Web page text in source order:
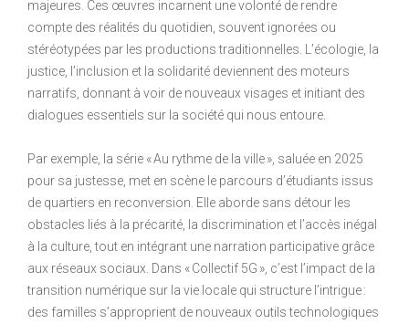
majeures. Ces œuvres incarnent une volonté de rendre
compte des réalités du quotidien, souvent ignorées ou
stéréotypées par les productions traditionnelles. L’écologie, la
justice, l’inclusion et la solidarité deviennent des moteurs
narratifs, donnant à voir de nouveaux visages et initiant des
dialogues essentiels sur la société qui nous entoure.
Par exemple, la série « Au rythme de la ville », saluée en 2025
pour sa justesse, met en scène le parcours d’étudiants issus
de quartiers en reconversion. Elle aborde sans détour les
obstacles liés à la précarité, la discrimination et l’accès inégal
à la culture, tout en intégrant une narration participative grâce
aux réseaux sociaux. Dans « Collectif 5G », c’est l’impact de la
transition numérique sur la vie locale qui structure l’intrigue :
des familles s’approprient de nouveaux outils technologiques